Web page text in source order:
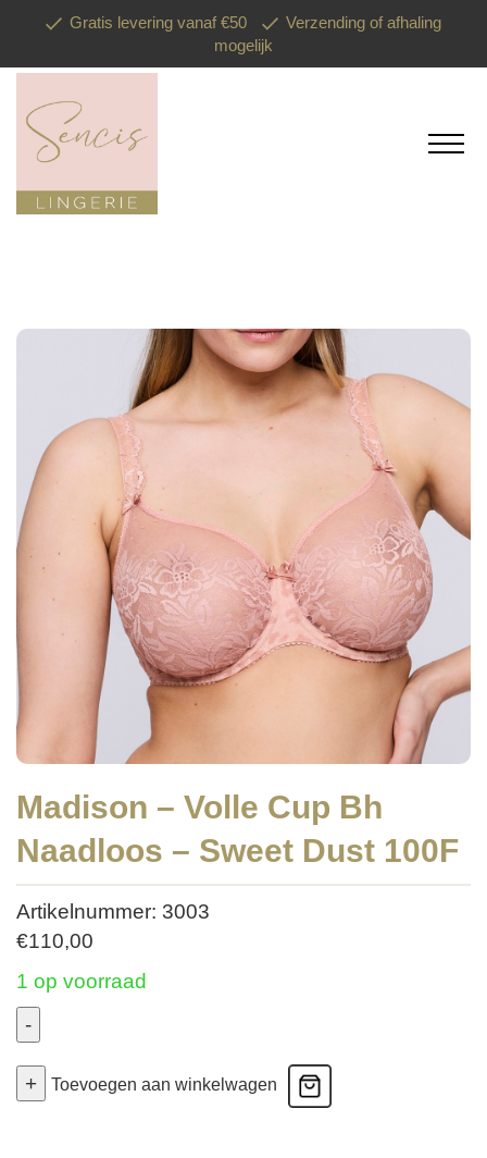
Gratis levering vanaf €50
Verzending of afhaling
mogelijk
Madison – Volle Cup Bh
Naadloos – Sweet Dust 100F
Artikelnummer: 3003
€110,00
1 op voorraad
-
+ Toevoegen aan winkelwagen